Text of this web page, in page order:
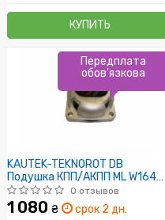
КУПИТЬ
KAUTEK-TEKNOROT DB
Подушка КПП/АКПП ML W164
05-
0 отзывов
1 080 ₴ срок 2 дн.
Передплата
обов'язкова